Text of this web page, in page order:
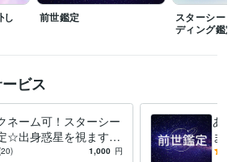
:5年 Canva:4年CLIP STUDIO PAINT:3年
ト・やり方伝授
グ 現実創造 引き寄せの法則 潜在意識
出会う
し 前世鑑定
スターシード
ディング鑑定
ビス
ネーム可！スターシー
☆出身惑星を視ます
の魂が親しみを感じる
1,000 円
あな
ま
ら前